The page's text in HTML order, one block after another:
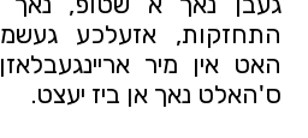
התחזקות, אזעלכע
האט אין מיר
ס'האלט נאך אן ביז יעצט.